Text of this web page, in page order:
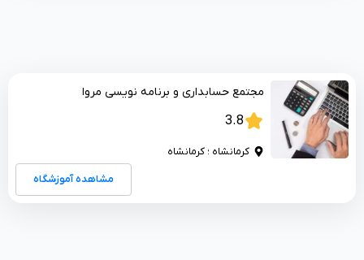
مجتمع حسابداری و برنامه نویسی مروا
3.8
کرمانشاه ؛ کرمانشاه
مشاهده آموزشگاه